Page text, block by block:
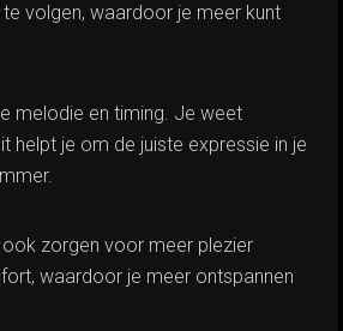
volgen, waardoor je meer kunt
melodie en timing. Je weet
helpt je om de juiste expressie in je
ook zorgen voor meer plezier
waardoor je meer ontspannen